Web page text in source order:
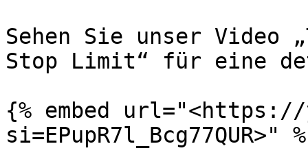
Sehen Sie unser
Stop Limit“ für eine
{% embed url="<https://
si=EPupR7l_Bcg77QUR>"